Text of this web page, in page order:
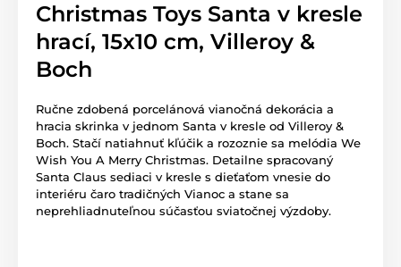
Christmas Toys Santa v kresle
hrací, 15x10 cm, Villeroy &
Boch
Ručne zdobená porcelánová vianočná dekorácia a
hracia skrinka v jednom Santa v kresle od Villeroy &
Boch. Stačí natiahnuť kľúčik a rozoznie sa melódia We
Wish You A Merry Christmas. Detailne spracovaný
Santa Claus sediaci v kresle s dieťaťom vnesie do
interiéru čaro tradičných Vianoc a stane sa
neprehliadnuteľnou súčasťou sviatočnej výzdoby.